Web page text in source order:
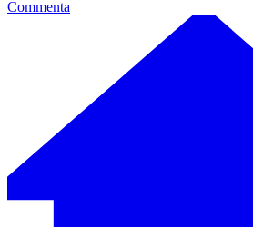
Commenta